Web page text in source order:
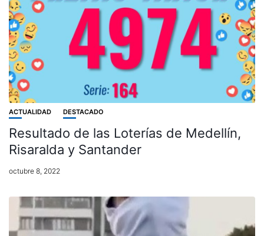
ACTUALIDAD DESTACADO
Resultado de las Loterías de Medellín,
Risaralda y Santander
octubre 8, 2022